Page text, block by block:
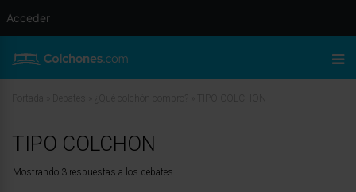
TIPO COLCHON
Mostrando 3 respuestas a los debates
Acceder